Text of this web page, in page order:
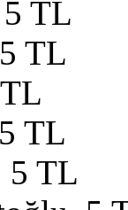
TL
TL
TL
5 TL